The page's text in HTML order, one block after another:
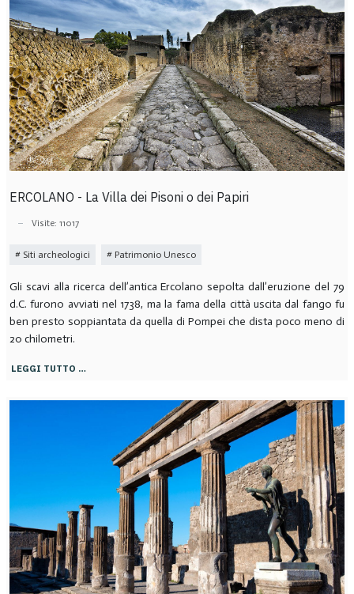
ERCOLANO - La Villa dei Pisoni o dei Papiri
Visite: 11017
Siti archeologici Patrimonio Unesco
Gli scavi alla ricerca dell’antica Ercolano sepolta dall’eruzione del 79
d.C. furono avviati nel 1738, ma la fama della città uscita dal fango fu
ben presto soppiantata da quella di Pompei che dista poco meno di
20 chilometri.
LEGGI TUTTO …